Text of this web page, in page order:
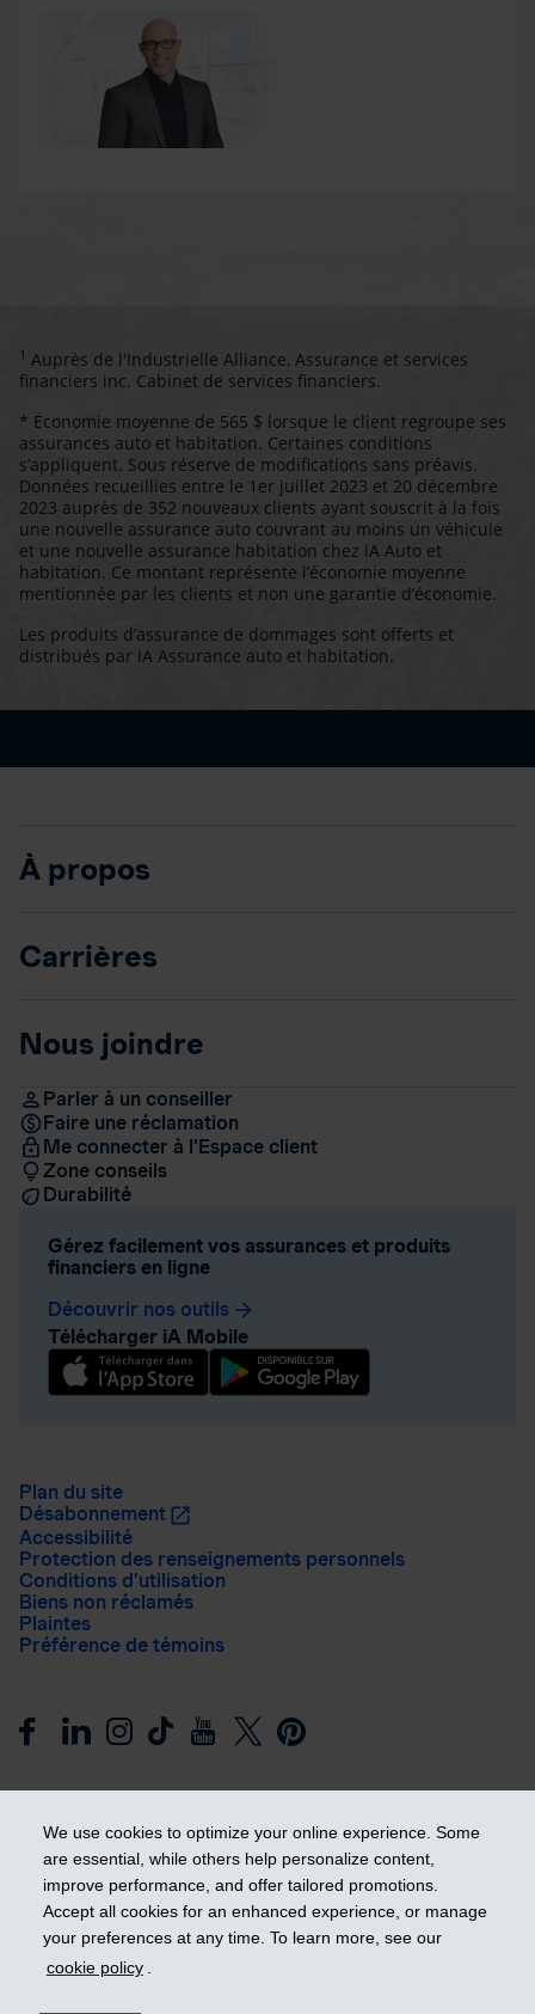
We use cookies to optimize your online experience. Some
are essential, while others help personalize content,
improve performance, and offer tailored promotions.
Accept all cookies for an enhanced experience, or manage
your preferences at any time. To learn more, see our
cookie policy .
1 Auprès de l'Industrielle Alliance, Assurance et services
financiers inc. Cabinet de services financiers.
* Économie moyenne de 565 $ lorsque le client regroupe ses
assurances auto et habitation. Certaines conditions
s’appliquent. Sous réserve de modifications sans préavis.
Données recueillies entre le 1er juillet 2023 et 20 décembre
2023 auprès de 352 nouveaux clients ayant souscrit à la fois
une nouvelle assurance auto couvrant au moins un véhicule
et une nouvelle assurance habitation chez iA Auto et
habitation. Ce montant représente l’économie moyenne
mentionnée par les clients et non une garantie d’économie.
Les produits d’assurance de dommages sont offerts et
distribués par iA Assurance auto et habitation.
À propos
Carrières
Nous joindre
Parler à un conseiller
Faire une réclamation
Me connecter à l’Espace client
Zone conseils
Durabilité
Gérez facilement vos assurances et produits
financiers en ligne
Découvrir nos outils arrow_forward
Télécharger iA Mobile
Plan du site
Désabonnement
Accessibilité
Protection des renseignements personnels
Conditions d’utilisation
Biens non réclamés
Plaintes
Préférence de témoins
Prendre les devants